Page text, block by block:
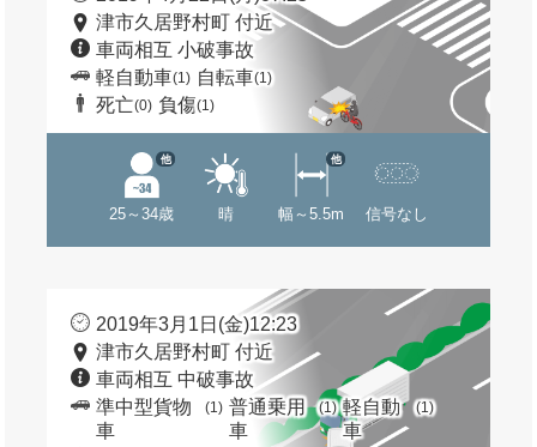
津市久居野村町 付近
車両相互 小破事故
軽自動車(1) 自転車(1)
死亡(0) 負傷(1)
25～34歳
他
晴 幅～5.5m
他
信号なし
2019年3月1日(金)12:23
津市久居野村町 付近
車両相互 中破事故
準中型貨物
車
(1) 普通乗用
車
(1) 軽自動
車
(1)